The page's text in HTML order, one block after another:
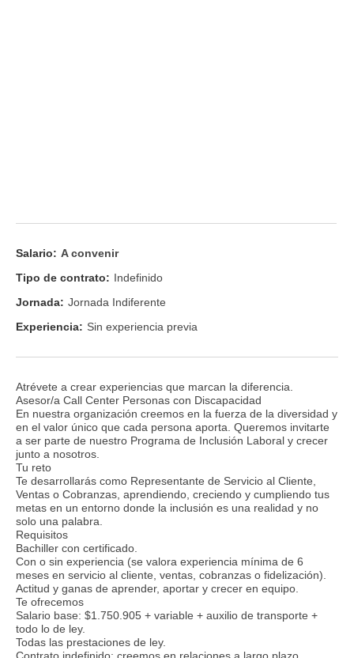
Salario: A convenir
Tipo de contrato: Indefinido
Jornada: Jornada Indiferente
Experiencia: Sin experiencia previa
Atrévete a crear experiencias que marcan la diferencia.
Asesor/a Call Center Personas con Discapacidad
En nuestra organización creemos en la fuerza de la diversidad y
en el valor único que cada persona aporta. Queremos invitarte
a ser parte de nuestro Programa de Inclusión Laboral y crecer
junto a nosotros.
Tu reto
Te desarrollarás como Representante de Servicio al Cliente,
Ventas o Cobranzas, aprendiendo, creciendo y cumpliendo tus
metas en un entorno donde la inclusión es una realidad y no
solo una palabra.
Requisitos
Bachiller con certificado.
Con o sin experiencia (se valora experiencia mínima de 6
meses en servicio al cliente, ventas, cobranzas o fidelización).
Actitud y ganas de aprender, aportar y crecer en equipo.
Te ofrecemos
Salario base: $1.750.905 + variable + auxilio de transporte +
todo lo de ley.
Todas las prestaciones de ley.
Contrato indefinido: creemos en relaciones a largo plazo.